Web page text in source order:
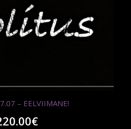
– EELVIIMANE!
€